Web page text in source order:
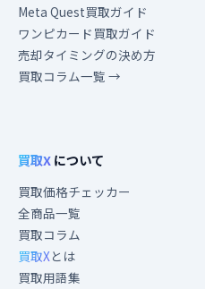
Meta Quest買取ガイド
ワンピカード買取ガイド
売却タイミングの決め方
買取コラム一覧 →
買取Xについて
買取価格チェッカー
全商品一覧
買取コラム
買取Xとは
買取用語集